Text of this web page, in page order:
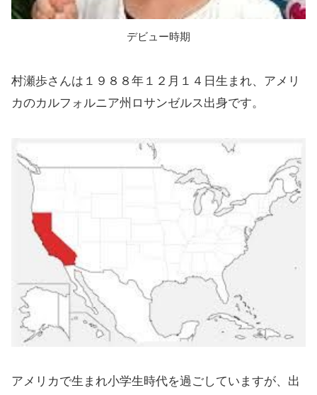
デビュー時期
村瀬歩さんは１９８８年１２月１４日生まれ、アメリ
カのカルフォルニア州ロサンゼルス出身です。
アメリカで生まれ小学生時代を過ごしていますが、出